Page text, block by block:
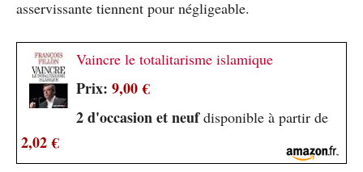
asservissante tiennent pour négligeable.
Vaincre le totalitarisme islamique
Prix: 9,00 €
2 d'occasion et neufdisponible à partir de
2,02 €